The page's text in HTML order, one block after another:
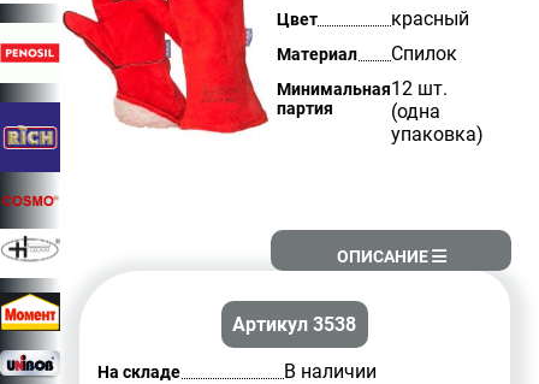
Цвет красный
Материал Спилок
Минимальная
партия
12 шт.
(одна
упаковка)
ОПИСАНИЕ
Артикул 3538
На складе В наличии